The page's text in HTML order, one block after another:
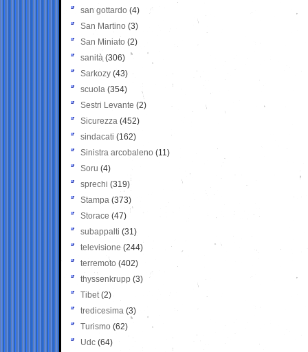
san gottardo (4)
San Martino (3)
San Miniato (2)
sanità (306)
Sarkozy (43)
scuola (354)
Sestri Levante (2)
Sicurezza (452)
sindacati (162)
Sinistra arcobaleno (11)
Soru (4)
sprechi (319)
Stampa (373)
Storace (47)
subappalti (31)
televisione(244)
terremoto (402)
thyssenkrupp (3)
Tibet(2)
tredicesima (3)
Turismo (62)
Udc (64)